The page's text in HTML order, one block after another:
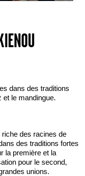
dans des traditions
le mandingue.
riche des racines de
des traditions fortes
la première et la
pour le second,
unions.